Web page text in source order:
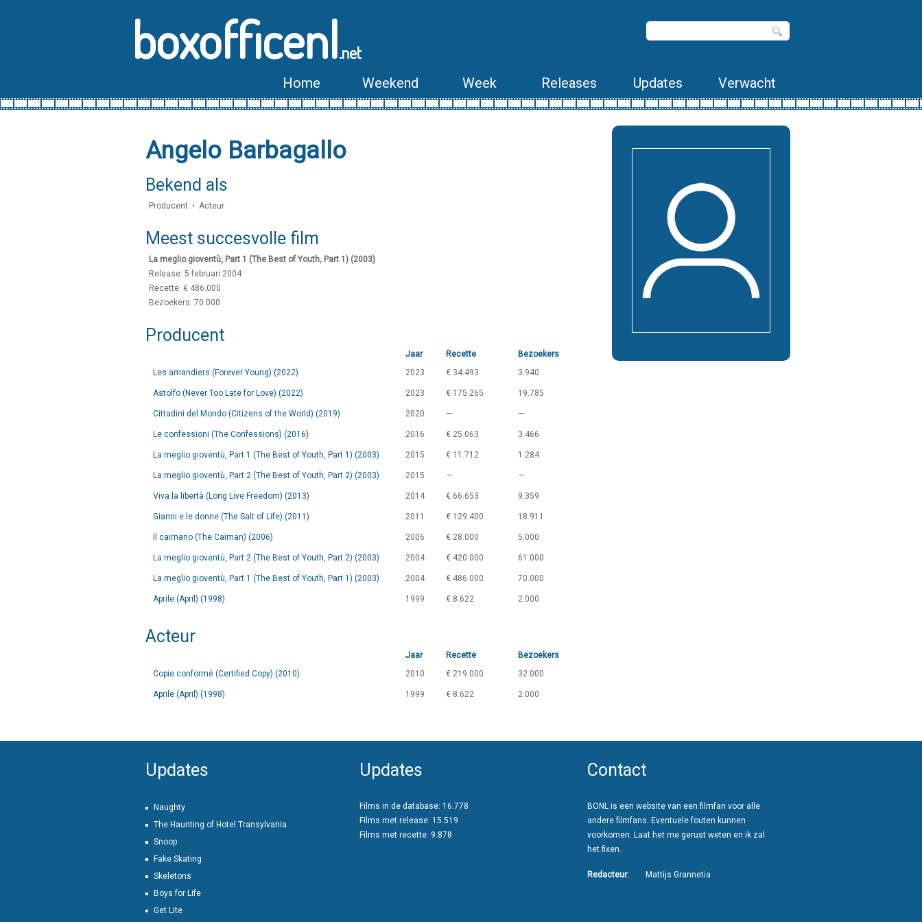
boxofficenl.net
Home Weekend Week Releases Updates Verwacht
Angelo Barbagallo
Bekend als
Producent • Acteur
Meest succesvolle film
La meglio gioventù, Part 1 (The Best of Youth, Part 1) (2003)
Release: 5 februari 2004
Recette: € 486.000
Bezoekers: 70.000
Producent
Jaar Recette
Bezoekers
Les amandiers (Forever Young) (2022)
2023 € 34.493 3.940
Astolfo (Never Too Late for Love) (2022) 2023 € 175.265 19.785
Cittadini del Mondo (Citizens of the World) (2019) 2020 — —
Le confessioni (The Confessions) (2016) 2016 € 25.063 3.466
La meglio gioventù, Part 1 (The Best of Youth, Part 1) (2003) 2015 € 11.712 1.284
La meglio gioventù, Part 2 (The Best of Youth, Part 2) (2003) 2015 — —
Viva la libertà (Long Live Freedom) (2013) 2014 € 66.653 9.359
Gianni e le donne (The Salt of Life) (2011) 2011 € 129.400 18.911
Il caimano (The Caiman) (2006) 2006 € 28.000 5.000
La meglio gioventù, Part 2 (The Best of Youth, Part 2) (2003) 2004 € 420.000 61.000
La meglio gioventù, Part 1 (The Best of Youth, Part 1) (2003) 2004 € 486.000 70.000
Aprile (April) (1998) 1999 € 8.622 2.000
Acteur
Jaar Recette
Bezoekers
Copie conformé (Certified Copy) (2010)
2010 € 219.000 32.000
Aprile (April) (1998) 1999 € 8.622 2.000
Updates
Naughty
The Haunting of Hotel Transylvania
Snoop
Fake Skating
Skeletons
Boys for Life
Get Lite
Updates
Films in de database: 16.778
Films met release: 15.519
Films met recette: 9.878
Contact
BONL is een website van een filmfan voor alle
andere filmfans. Eventuele fouten kunnen
voorkomen. Laat het me gerust weten en ik zal
het fixen.
Redacteur: Mattijs Grannetia